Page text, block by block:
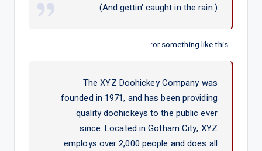
(And gettin' caught in the rain.)
…or something like this:
The XYZ Doohickey Company was
founded in 1971, and has been providing
quality doohickeys to the public ever
since. Located in Gotham City, XYZ
employs over 2,000 people and does all